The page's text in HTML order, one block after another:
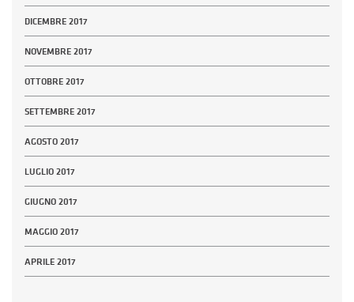
DICEMBRE 2017
NOVEMBRE 2017
OTTOBRE 2017
SETTEMBRE 2017
AGOSTO 2017
LUGLIO 2017
GIUGNO 2017
MAGGIO 2017
APRILE 2017